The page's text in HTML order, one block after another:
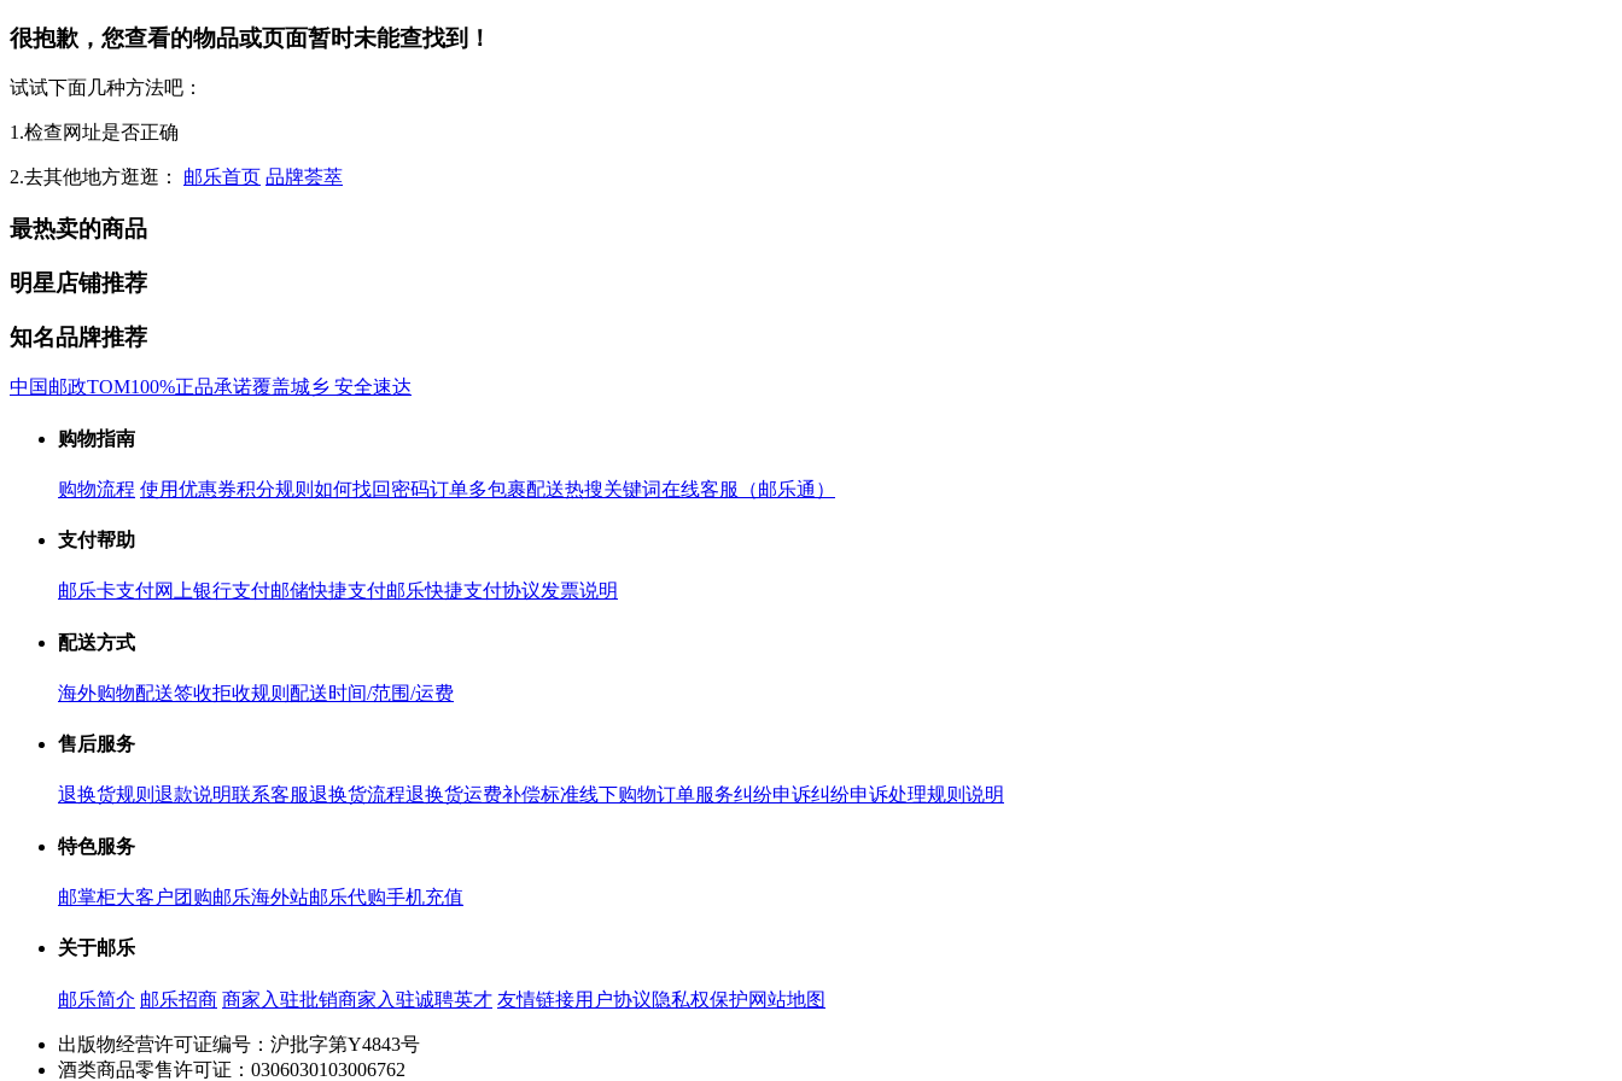
很抱歉，您查看的物品或页面暂时未能查找到！
试试下面几种方法吧：
1.检查网址是否正确
2.去其他地方逛逛： 邮乐首页 品牌荟萃
最热卖的商品
明星店铺推荐
知名品牌推荐
中国邮政TOM100%正品承诺覆盖城乡 安全速达
购物指南
购物流程 使用优惠券积分规则 如何找回密码订单多包裹配送热搜关键词在线客服（邮乐通）
支付帮助
邮乐卡支付网上银行支付邮储快捷支付邮乐快捷支付协议发票说明
配送方式
海外购物配送签收拒收规则 配送时间/范围/运费
售后服务
退换货规则 退款说明联系客服退换货流程退换货运费补偿标准线下购物订单服务纠纷申诉纠纷申诉处理规则说明
特色服务
邮掌柜大客户团购邮乐海外站邮乐代购手机充值
关于邮乐
邮乐简介 邮乐招商 商家入驻批销商家入驻诚聘英才 友情链接用户协议隐私权保护网站地图
出版物经营许可证编号：沪批字第Y4843号
酒类商品零售许可证：0306030103006762